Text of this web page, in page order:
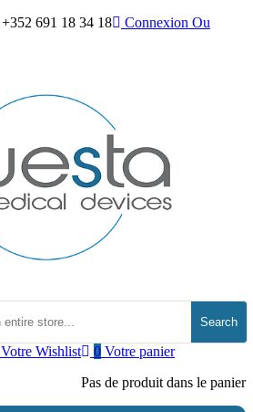
+352 691 18 34 18 Connexion Ou
Search
0 Votre panier
Pas de produit dans le panier
Votre Wishlist